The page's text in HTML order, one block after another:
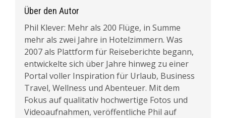
Über den Autor
Phil Klever: Mehr als 200 Flüge, in Summe
mehr als zwei Jahre in Hotelzimmern. Was
2007 als Plattform für Reiseberichte begann,
entwickelte sich über Jahre hinweg zu einer
Portal voller Inspiration für Urlaub, Business
Travel, Wellness und Abenteuer. Mit dem
Fokus auf qualitativ hochwertige Fotos und
Videoaufnahmen, veröffentliche Phil auf